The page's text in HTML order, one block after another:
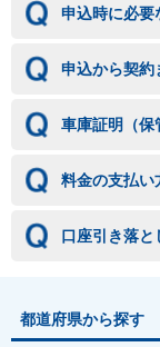
申込時に必要
申込から契約
車庫証明（保
料金の支払い
口座引き落と
都道府県から探す